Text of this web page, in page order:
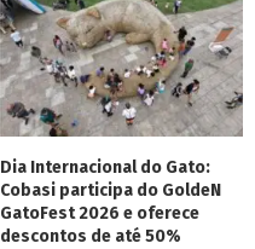
Dia Internacional do Gato:
Cobasi participa do GoldeN
GatoFest 2026 e oferece
descontos de até 50%